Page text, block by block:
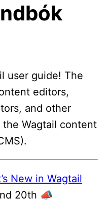
user guide! The
editors,
and other
Wagtail content
New in Wagtail
20th 📣